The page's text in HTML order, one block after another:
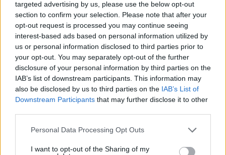
targeted advertising by us, please use the below opt-out
section to confirm your selection. Please note that after your
opt-out request is processed you may continue seeing
interest-based ads based on personal information utilized by
us or personal information disclosed to third parties prior to
your opt-out. You may separately opt-out of the further
disclosure of your personal information by third parties on the
IAB’s list of downstream participants. This information may
also be disclosed by us to third parties on the IAB’s List of
Downstream Participants that may further disclose it to other
Please note that this website/app uses one or more Google
not limited to your visit or usage behaviour. You may click to
Personal Data Processing Opt Outs
I want to opt-out of the Sharing of my